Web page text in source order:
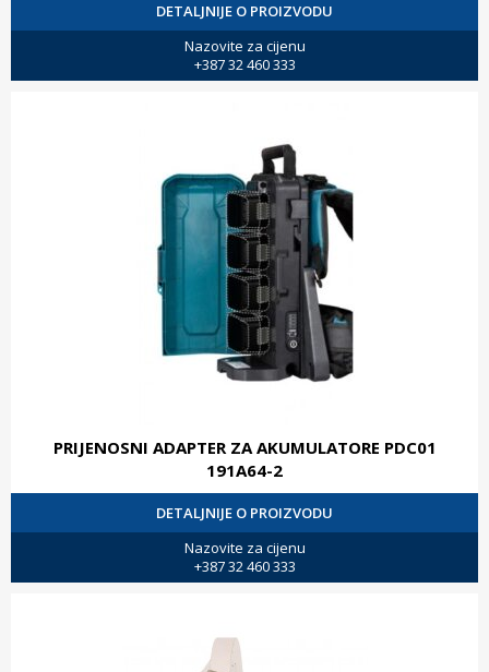
DETALJNIJE O PROIZVODU
Nazovite za cijenu
+387 32 460 333
PRIJENOSNI ADAPTER ZA AKUMULATORE PDC01
191A64-2
DETALJNIJE O PROIZVODU
Nazovite za cijenu
+387 32 460 333